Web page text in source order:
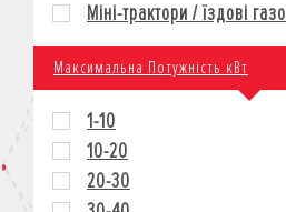
Міні-трактори / їздові
Максимальна Потужність кВт
1-10
10-20
20-30